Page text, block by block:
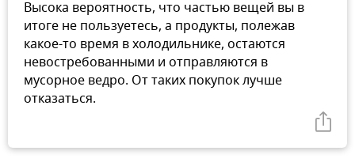
Высока вероятность, что частью вещей вы в
итоге не пользуетесь, а продукты, полежав
какое-то время в холодильнике, остаются
невостребованными и отправляются в
мусорное ведро. От таких покупок лучше
отказаться.